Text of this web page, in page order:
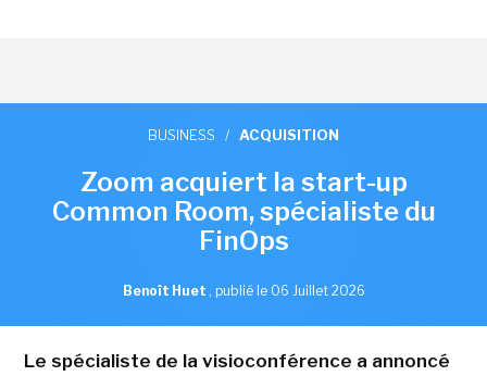
BUSINESS / ACQUISITION
Zoom acquiert la start-up
Common Room, spécialiste du
FinOps
Benoît Huet , publié le 06 Juillet 2026
Le spécialiste de la visioconférence a annoncé